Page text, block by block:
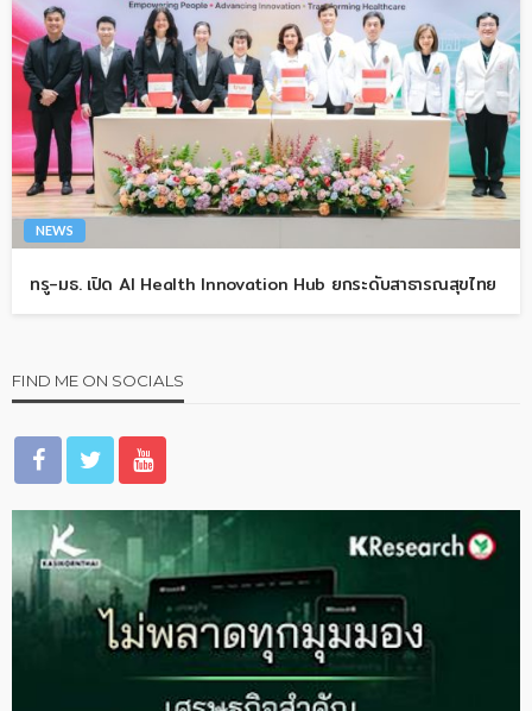
NEWS
ทรู-มธ. เปิด AI Health Innovation Hub ยกระดับสาธารณสุขไทย
FIND ME ON SOCIALS